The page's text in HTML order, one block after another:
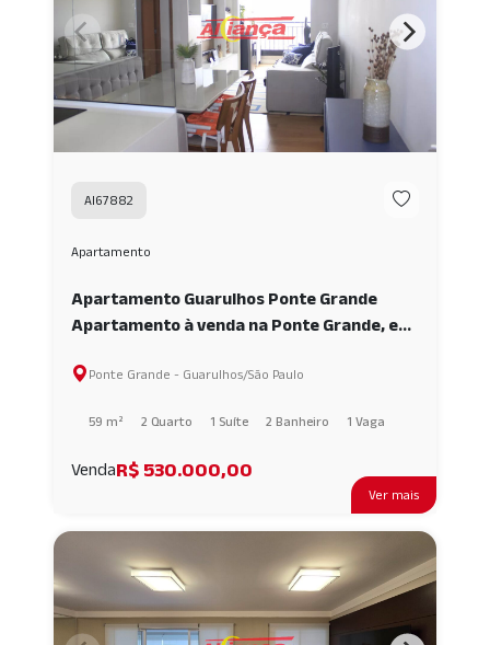
Ver mais
AI67882
Apartamento
Apartamento Guarulhos Ponte Grande
Apartamento à venda na Ponte Grande, em
Ponte Grande - Guarulhos/São Paulo
59 m² 2 Quarto 1 Suíte 2 Banheiro 1 Vaga
VendaR$ 530.000,00